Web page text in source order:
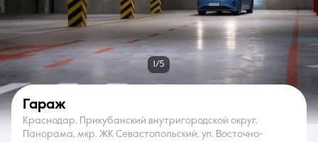
Недвижимость Услуги
О компании Контакты
1/5
Гараж
Краснодар, Прикубанский внутригородской округ,
Панорама, мкр. ЖК Севастопольский, ул. Восточно-